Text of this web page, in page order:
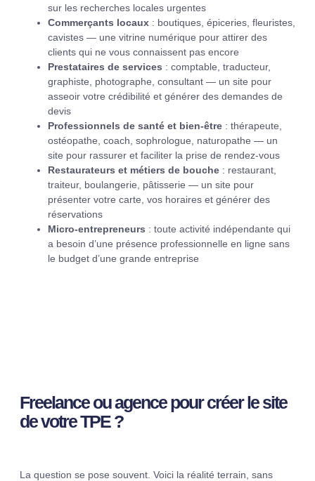
sur les recherches locales urgentes
Commerçants locaux : boutiques, épiceries, fleuristes,
cavistes — une vitrine numérique pour attirer des
clients qui ne vous connaissent pas encore
Prestataires de services : comptable, traducteur,
graphiste, photographe, consultant — un site pour
asseoir votre crédibilité et générer des demandes de
devis
Professionnels de santé et bien-être : thérapeute,
ostéopathe, coach, sophrologue, naturopathe — un
site pour rassurer et faciliter la prise de rendez-vous
Restaurateurs et métiers de bouche : restaurant,
traiteur, boulangerie, pâtisserie — un site pour
présenter votre carte, vos horaires et générer des
réservations
Micro-entrepreneurs : toute activité indépendante qui
a besoin d’une présence professionnelle en ligne sans
le budget d’une grande entreprise
Freelance ou agence pour créer le site
de votre TPE ?
La question se pose souvent. Voici la réalité terrain, sans